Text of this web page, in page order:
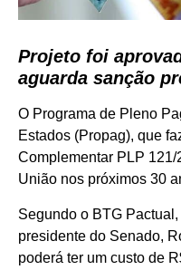
Projeto foi
aguarda sanção
O Programa de Pleno
Estados (Propag), que
Complementar PLP 121/
União nos próximos 30
Segundo o BTG
presidente do Senado,
poderá ter um custo de